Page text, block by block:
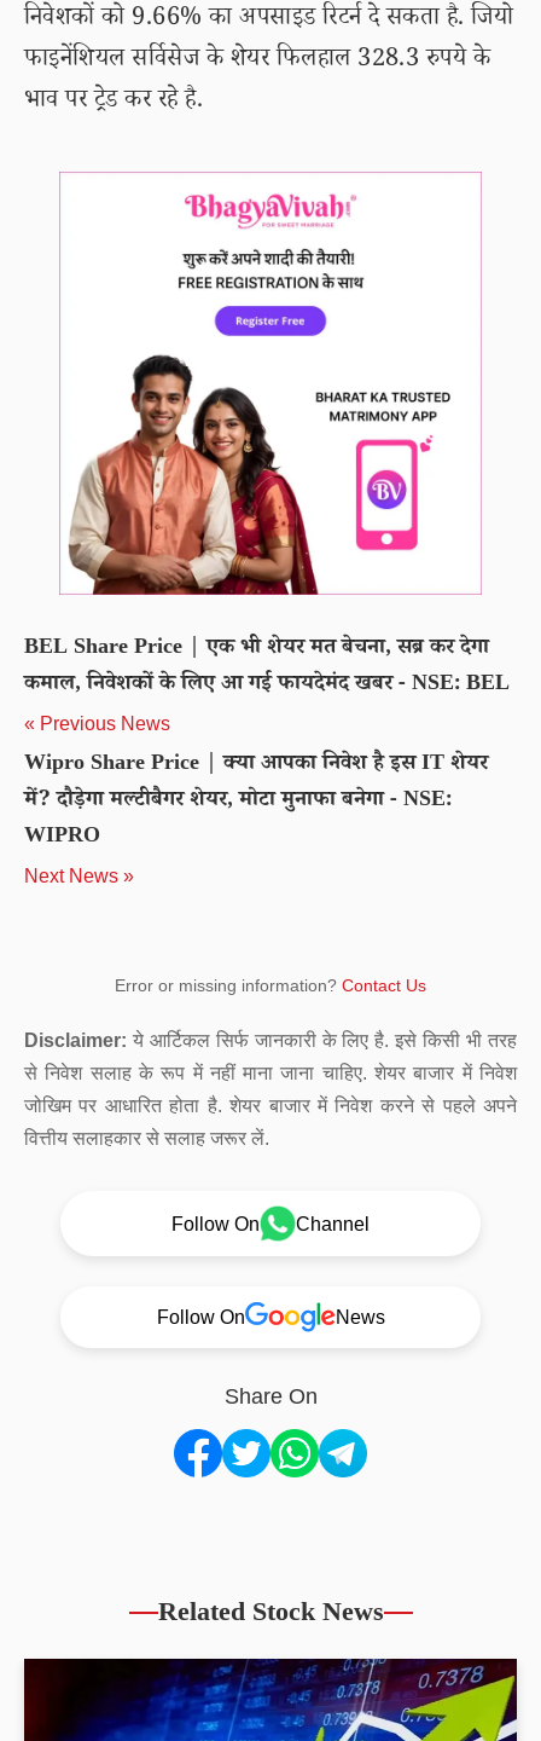
निवेशकों को 9.66% का अपसाइड रिटर्न दे सकता है. जियो
फाइनेंशियल सर्विसेज के शेयर फिलहाल 328.3 रुपये के
भाव पर ट्रेड कर रहे है.
BEL Share Price | एक भी शेयर मत बेचना, सब्र कर देगा
कमाल, निवेशकों के लिए आ गई फायदेमंद खबर - NSE: BEL
« Previous News
Wipro Share Price | क्या आपका निवेश है इस IT शेयर
में? दौड़ेगा मल्टीबैगर शेयर, मोटा मुनाफा बनेगा - NSE:
WIPRO
Next News »
Error or missing information? Contact Us
Disclaimer: ये आर्टिकल सिर्फ जानकारी के लिए है. इसे किसी भी तरह
से निवेश सलाह के रूप में नहीं माना जाना चाहिए. शेयर बाजार में निवेश
जोखिम पर आधारित होता है. शेयर बाजार में निवेश करने से पहले अपने
वित्तीय सलाहकार से सलाह जरूर लें.
Follow On Channel
Follow On News
Share On
Related Stock News